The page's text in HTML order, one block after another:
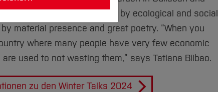
Her projects are driven by ecological and social
material presence and great poetry. “When you
where many people have very few economic
used to not wasting them,” says Tatiana Bilbao.
zu den Winter Talks 2024